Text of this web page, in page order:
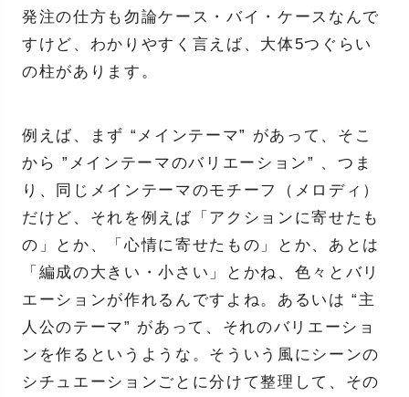
発注の仕方も勿論ケース・バイ・ケースなんで
すけど、わかりやすく言えば、大体5つぐらい
の柱があります。
例えば、まず “メインテーマ” があって、そこ
から ”メインテーマのバリエーション” 、つま
り、同じメインテーマのモチーフ（メロディ）
だけど、それを例えば「アクションに寄せたも
の」とか、「心情に寄せたもの」とか、あとは
「編成の大きい・小さい」とかね、色々とバリ
エーションが作れるんですよね。あるいは “主
人公のテーマ” があって、それのバリエーショ
ンを作るというような。そういう風にシーンの
シチュエーションごとに分けて整理して、その